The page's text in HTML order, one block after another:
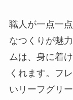
職人が一点一
なつくりが魅
ムは、身に着
くれます。フ
いリーフグリ